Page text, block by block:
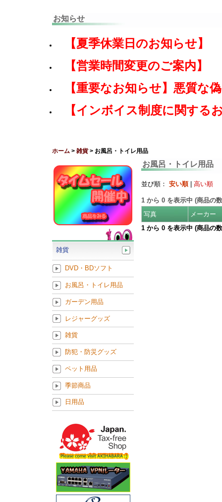
お知らせ
【夏季休業日のお知らせ】
【営業時間変更のご案内】
【重要なお知らせ】悪質な
【インボイス制度に関する
ホーム > 雑貨> お風呂・トイレ用品
お風呂・トイレ用品
並び順： 安い順| 高い順
1 から 0 を表示中 (商品の
写真
メーカー
1 から 0 を表示中 (商品の
雑貨
DVD・BDソフト
お風呂・トイレ用品
ガーデン用品
レジャーグッズ
雑貨
防犯・防災グッズ
ペット用品
季節商品
日用品